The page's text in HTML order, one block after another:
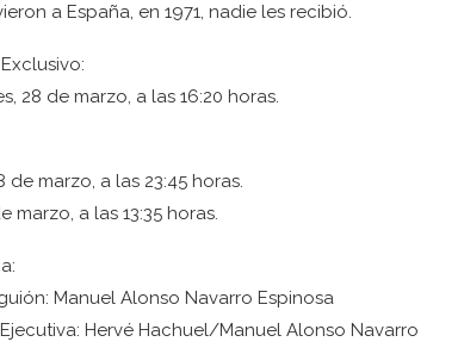
a España, en 1971, nadie les recibió.
28 de marzo, a las 16:20 horas.
de marzo, a las 23:45 horas.
marzo, a las 13:35 horas.
Manuel Alonso Navarro Espinosa
Hervé Hachuel/Manuel Alonso Navarro